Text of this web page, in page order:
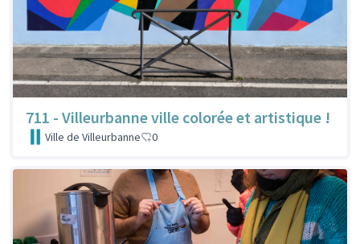
711 - Villeurbanne ville colorée et artistique !
Ville de Villeurbanne 0